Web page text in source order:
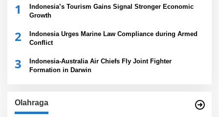
1
Indonesia’s Tourism Gains Signal Stronger Economic
Growth
2
Indonesia Urges Marine Law Compliance during Armed
Conflict
3
Indonesia-Australia Air Chiefs Fly Joint Fighter
Formation in Darwin
Olahraga